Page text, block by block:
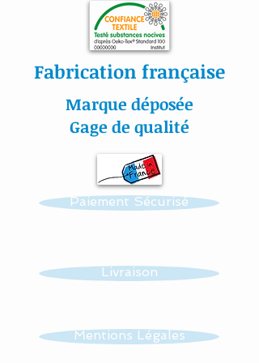
Toutes nos matières sont
certifiées aux normes
Oeko-Tex.
#lacouturebytitia#faitmain
#madeinfrance#cadeaude
naissance#plaisir#bébé#li
ngedelit#mobilemusical#é
veildebébé#décorationenf
#baby#lingedelitfaitmain
Fabrication française
Marque déposée
Gage de qualité
Paiement Sécurisé
Livraison
Mentions Légales